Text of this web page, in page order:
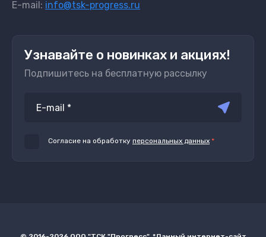
E-mail: info@tsk-progress.ru
Узнавайте о новинках и акциях!
Подпишитесь на бесплатную рассылку
Согласие на обработку персональных данных *